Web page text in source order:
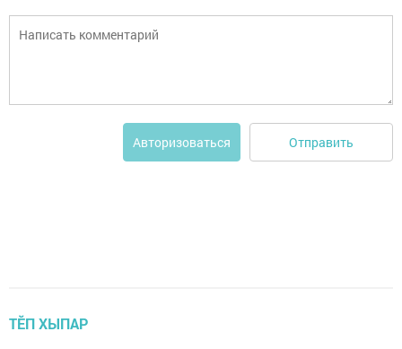
Авторизоваться Отправить
ТӖП ХЫПАР